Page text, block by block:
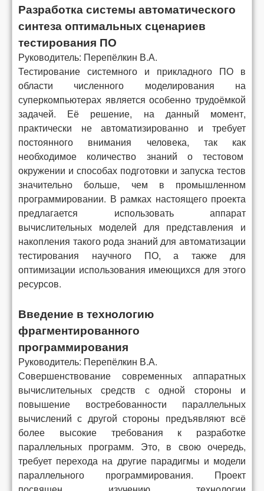
Разработка системы автоматического
синтеза оптимальных сценариев
тестирования ПО
Руководитель: Перепёлкин В.А.
Тестирование системного и прикладного ПО в
области численного моделирования на
суперкомпьютерах является особенно трудоёмкой
задачей. Её решение, на данный момент,
практически не автоматизированно и требует
постоянного внимания человека, так как
необходимое количество знаний о тестовом
окружении и способах подготовки и запуска тестов
значительно больше, чем в промышленном
программировании. В рамках настоящего проекта
предлагается использовать аппарат
вычислительных моделей для представления и
накопления такого рода знаний для автоматизации
тестирования научного ПО, а также для
оптимизации использования имеющихся для этого
ресурсов.
Введение в технологию
фрагментированного
программирования
Руководитель: Перепёлкин В.А.
Совершенствование современных аппаратных
вычислительных средств с одной стороны и
повышение востребованности параллельных
вычислений с другой стороны предъявляют всё
более высокие требования к разработке
параллельных программ. Это, в свою очередь,
требует перехода на другие парадигмы и модели
параллельного программирования. Проект